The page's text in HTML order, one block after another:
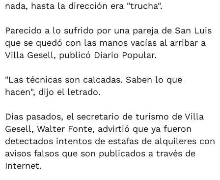
nada, hasta la dirección era "trucha".
Parecido a lo sufrido por una pareja de San Luis
que se quedó con las manos vacías al arribar a
Villa Gesell, publicó Diario Popular.
"Las técnicas son calcadas. Saben lo que
hacen", dijo el letrado.
Días pasados, el secretario de turismo de Villa
Gesell, Walter Fonte, advirtió que ya fueron
detectados intentos de estafas de alquileres con
avisos falsos que son publicados a través de
Internet.